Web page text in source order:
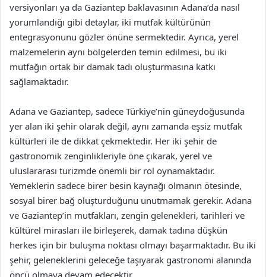
versiyonları ya da Gaziantep baklavasının Adana’da nasıl
yorumlandığı gibi detaylar, iki mutfak kültürünün
entegrasyonunu gözler önüne sermektedir. Ayrıca, yerel
malzemelerin aynı bölgelerden temin edilmesi, bu iki
mutfağın ortak bir damak tadı oluşturmasına katkı
sağlamaktadır.
Adana ve Gaziantep, sadece Türkiye’nin güneydoğusunda
yer alan iki şehir olarak değil, aynı zamanda eşsiz mutfak
kültürleri ile de dikkat çekmektedir. Her iki şehir de
gastronomik zenginlikleriyle öne çıkarak, yerel ve
uluslararası turizmde önemli bir rol oynamaktadır.
Yemeklerin sadece birer besin kaynağı olmanın ötesinde,
sosyal birer bağ oluşturduğunu unutmamak gerekir. Adana
ve Gaziantep’in mutfakları, zengin gelenekleri, tarihleri ve
kültürel mirasları ile birleşerek, damak tadına düşkün
herkes için bir buluşma noktası olmayı başarmaktadır. Bu iki
şehir, geleneklerini geleceğe taşıyarak gastronomi alanında
öncü olmaya devam edecektir.